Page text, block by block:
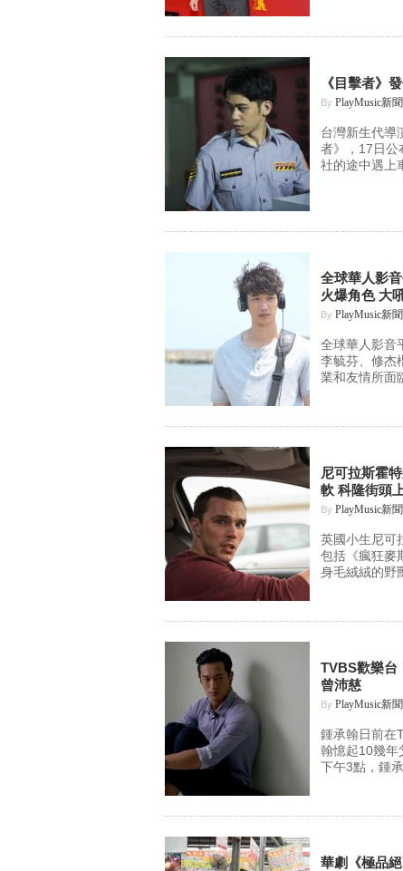
《目擊者》
By PlayMusic新
台灣新生代導
者》，17日公
社的途中遇上
全球華人影
火爆角色 大
By PlayMusic新
全球華人影音
李毓芬、修杰
業和友情所面
尼可拉斯霍
軟 科隆街頭
By PlayMusic新
英國小生尼可
包括《瘋狂麥
身毛絨絨的野
TVBS歡樂台
曾沛慈
By PlayMusic新
鍾承翰日前在
翰憶起10幾年
下午3點，鍾
華劇《極品